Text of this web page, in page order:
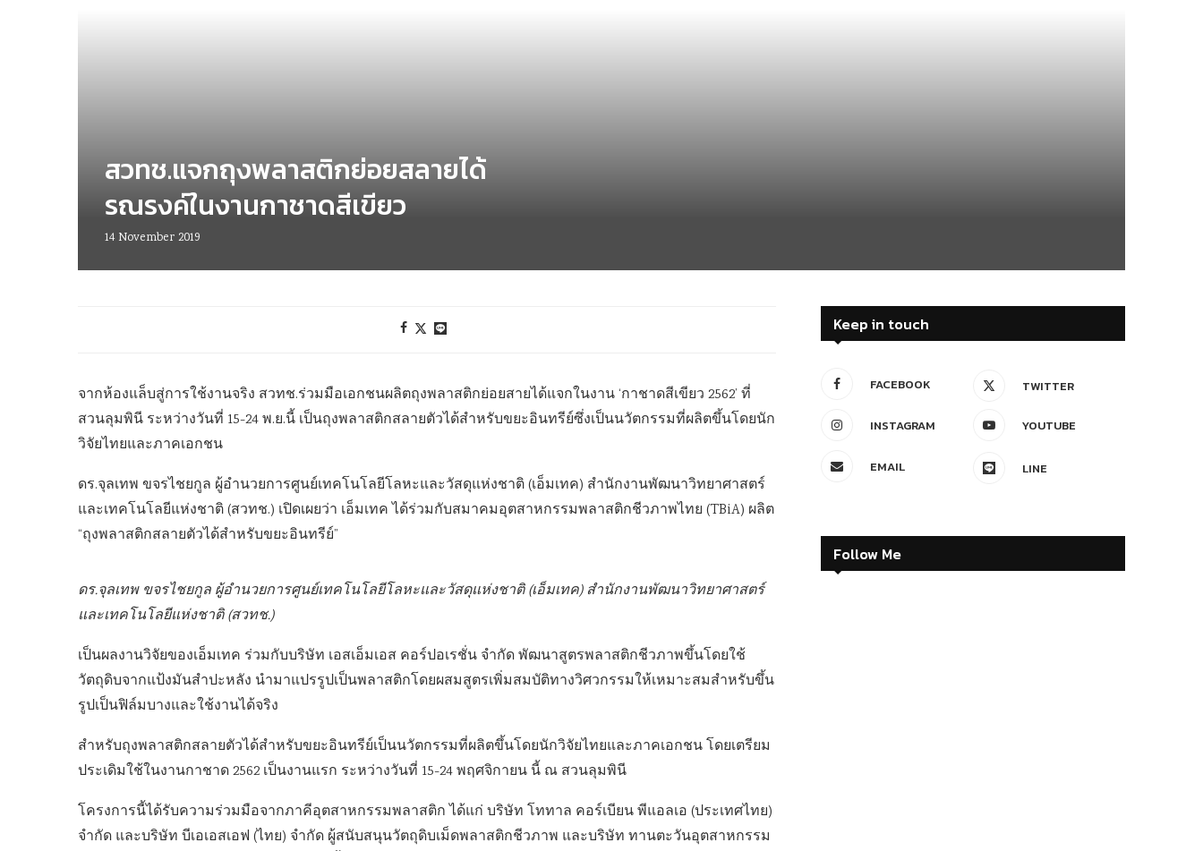
สวทช.แจกถุงพลาสติกย่อยสลายได้
รณรงค์ในงานกาชาดสีเขียว
14 November 2019
จากห้องแล็บสู่การใช้งานจริง สวทช.ร่วมมือเอกชนผลิตถุงพลาสติกย่อยสายได้แจกในงาน ‘กาชาดสีเขียว 2562’ ที่
สวนลุมพินี ระหว่างวันที่ 15-24 พ.ย.นี้ เป็นถุงพลาสติกสลายตัวได้สำหรับขยะอินทรีย์ซึ่งเป็นนวัตกรรมที่ผลิตขึ้นโดยนัก
วิจัยไทยและภาคเอกชน
ดร.จุลเทพ ขจรไชยกูล ผู้อำนวยการศูนย์เทคโนโลยีโลหะและวัสดุแห่งชาติ (เอ็มเทค) สำนักงานพัฒนาวิทยาศาสตร์
และเทคโนโลยีแห่งชาติ (สวทช.) เปิดเผยว่า เอ็มเทค ได้ร่วมกับสมาคมอุตสาหกรรมพลาสติกชีวภาพไทย (TBiA) ผลิต
“ถุงพลาสติกสลายตัวได้สำหรับขยะอินทรีย์”
ดร.จุลเทพ ขจรไชยกูล ผู้อำนวยการศูนย์เทคโนโลยีโลหะและวัสดุแห่งชาติ (เอ็มเทค) สำนักงานพัฒนาวิทยาศาสตร์
และเทคโนโลยีแห่งชาติ (สวทช.)
เป็นผลงานวิจัยของเอ็มเทค ร่วมกับบริษัท เอสเอ็มเอส คอร์ปอเรชั่น จำกัด พัฒนาสูตรพลาสติกชีวภาพขึ้นโดยใช้
วัตถุดิบจากแป้งมันสำปะหลัง นำมาแปรรูปเป็นพลาสติกโดยผสมสูตรเพิ่มสมบัติทางวิศวกรรมให้เหมาะสมสำหรับขึ้น
รูปเป็นฟิล์มบางและใช้งานได้จริง
สำหรับถุงพลาสติกสลายตัวได้สำหรับขยะอินทรีย์เป็นนวัตกรรมที่ผลิตขึ้นโดยนักวิจัยไทยและภาคเอกชน โดยเตรียม
ประเดิมใช้ในงานกาชาด 2562 เป็นงานแรก ระหว่างวันที่ 15-24 พฤศจิกายน นี้ ณ สวนลุมพินี
โครงการนี้ได้รับความร่วมมือจากภาคีอุตสาหกรรมพลาสติก ได้แก่ บริษัท โททาล คอร์เบียน พีแอลเอ (ประเทศไทย)
จำกัด และบริษัท บีเอเอสเอฟ (ไทย) จำกัด ผู้สนับสนุนวัตถุดิบเม็ดพลาสติกชีวภาพ และบริษัท ทานตะวันอุตสาหกรรม
Keep in touch
FACEBOOK TWITTER
INSTAGRAM YOUTUBE
EMAIL LINE
Follow Me